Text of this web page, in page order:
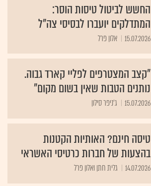
החשש לביטול טיסות הוסר:
המתדלקים יועברו לבסיסי צה"ל
15.07.2026 אלון פרל
״קצב המצטרפים לפליי קארד גבוה.
נותנים הטבות שאין בשום מקום״
15.07.2026 ג'ניפר סילון
טיסה חינם? האותיות הקטנות
בהצעות של חברות כרטיסי האשראי
14.07.2026 גלית חתן ואלון פרל